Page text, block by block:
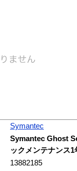
Symantec
Symantec Ghost
ックメンテナンス
13882185